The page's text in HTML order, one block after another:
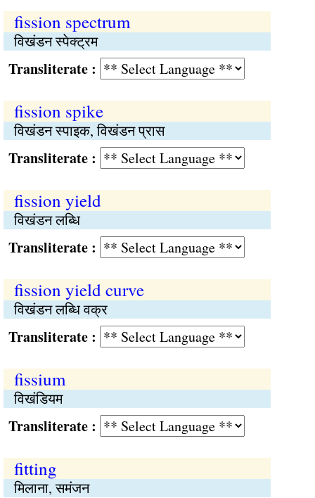
fission spectrum
विखंडन स्पेक्ट्रम
:
fission spike
विखंडन स्पाइक, विखंडन प्रास
:
fission yield
विखंडन लब्धि
:
fission yield curve
विखंडन लब्धि वक्र
:
fissium
विखंडियम
:
fitting
मिलाना, समंजन